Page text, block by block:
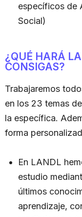
específicos de
Social)
¿QUÉ HARÁ
CONSIGAS?
Trabajaremos
en los 23 temas
la específica.
forma
En LANDL
estudio
últimos
aprendizaje,